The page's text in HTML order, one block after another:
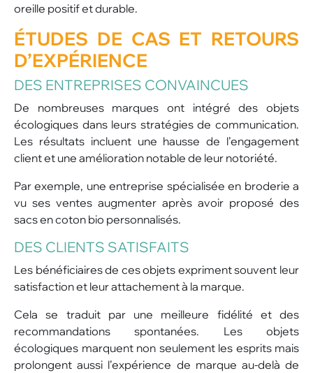
oreille positif et durable.
ÉTUDES DE CAS ET RETOURS
D’EXPÉRIENCE
DES ENTREPRISES CONVAINCUES
De nombreuses marques ont intégré des objets
écologiques dans leurs stratégies de communication.
Les résultats incluent une hausse de l’engagement
client et une amélioration notable de leur notoriété.
Par exemple, une entreprise spécialisée en broderie a
vu ses ventes augmenter après avoir proposé des
sacs en coton bio personnalisés.
DES CLIENTS SATISFAITS
Les bénéficiaires de ces objets expriment souvent leur
satisfaction et leur attachement à la marque.
Cela se traduit par une meilleure fidélité et des
recommandations spontanées. Les objets
écologiques marquent non seulement les esprits mais
prolongent aussi l’expérience de marque au-delà de